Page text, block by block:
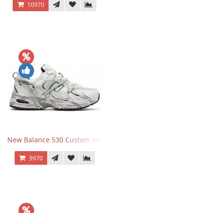
10970
New Balance 530 Custom White Silver Navy
9970